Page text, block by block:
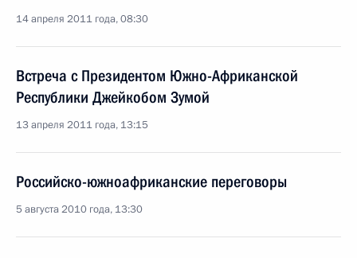
14 апреля 2011 года, 08:30
Встреча с Президентом Южно-Африканской
Республики Джейкобом Зумой
13 апреля 2011 года, 13:15
Российско-южноафриканские переговоры
5 августа 2010 года, 13:30